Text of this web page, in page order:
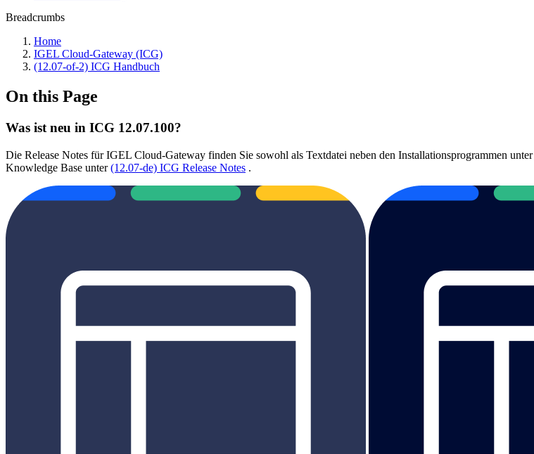
Breadcrumbs
Home
IGEL Cloud-Gateway (ICG)
(12.07-of-2) ICG Handbuch
On this Page
Was ist neu in ICG 12.07.100?
Die Release Notes für IGEL Cloud-Gateway finden Sie sowohl als Textdatei neben den Installationsprogrammen unter
Knowledge Base unter(12.07-de) ICG Release Notes .